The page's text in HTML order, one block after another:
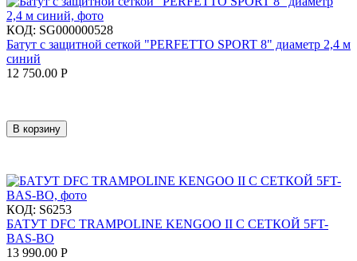
КОД: SG000000528
Батут с защитной сеткой "PERFETTO SPORT 8" диаметр 2,4 м
синий
12 750.00 Р
В корзину
КОД: S6253
БАТУТ DFC TRAMPOLINE KENGOO II С СЕТКОЙ 5FT-
BAS-BO
13 990.00 Р